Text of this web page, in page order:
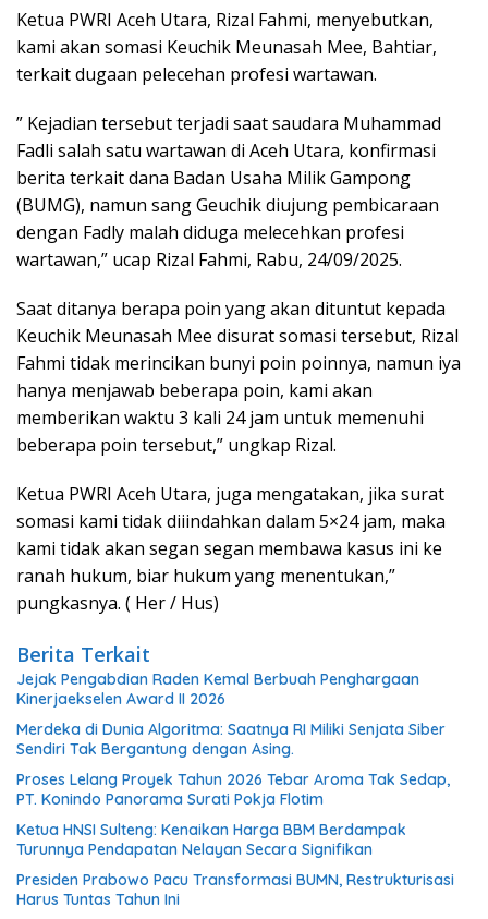
Ketua PWRI Aceh Utara, Rizal Fahmi, menyebutkan,
kami akan somasi Keuchik Meunasah Mee, Bahtiar,
terkait dugaan pelecehan profesi wartawan.
” Kejadian tersebut terjadi saat saudara Muhammad
Fadli salah satu wartawan di Aceh Utara, konfirmasi
berita terkait dana Badan Usaha Milik Gampong
(BUMG), namun sang Geuchik diujung pembicaraan
dengan Fadly malah diduga melecehkan profesi
wartawan,” ucap Rizal Fahmi, Rabu, 24/09/2025.
Saat ditanya berapa poin yang akan dituntut kepada
Keuchik Meunasah Mee disurat somasi tersebut, Rizal
Fahmi tidak merincikan bunyi poin poinnya, namun iya
hanya menjawab beberapa poin, kami akan
memberikan waktu 3 kali 24 jam untuk memenuhi
beberapa poin tersebut,” ungkap Rizal.
Ketua PWRI Aceh Utara, juga mengatakan, jika surat
somasi kami tidak diiindahkan dalam 5×24 jam, maka
kami tidak akan segan segan membawa kasus ini ke
ranah hukum, biar hukum yang menentukan,”
pungkasnya. ( Her / Hus)
Berita Terkait
Jejak Pengabdian Raden Kemal Berbuah Penghargaan
Kinerjaekselen Award II 2026
Merdeka di Dunia Algoritma: Saatnya RI Miliki Senjata Siber
Sendiri Tak Bergantung dengan Asing.
Proses Lelang Proyek Tahun 2026 Tebar Aroma Tak Sedap,
PT. Konindo Panorama Surati Pokja Flotim
Ketua HNSI Sulteng: Kenaikan Harga BBM Berdampak
Turunnya Pendapatan Nelayan Secara Signifikan
Presiden Prabowo Pacu Transformasi BUMN, Restrukturisasi
Harus Tuntas Tahun Ini